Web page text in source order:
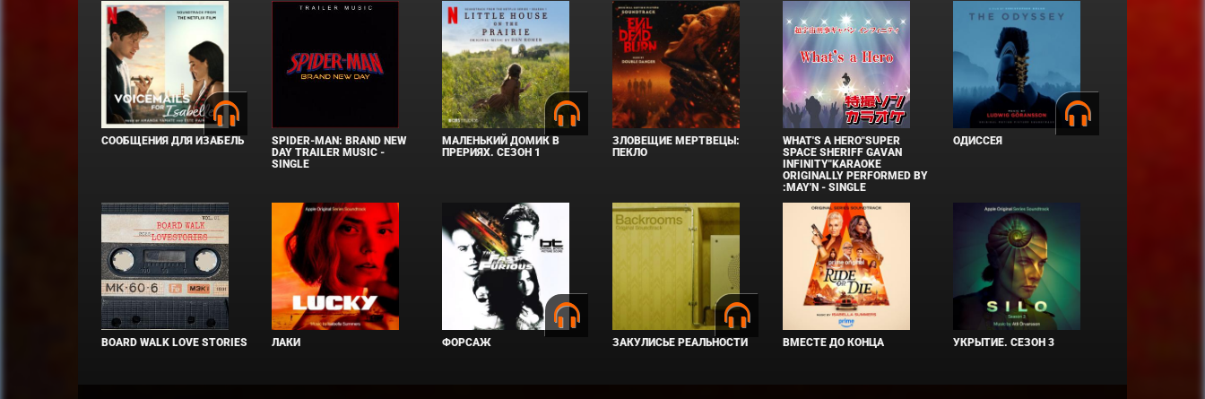
СООБЩЕНИЯ ДЛЯ ИЗАБЕЛЬ
SPIDER-MAN: BRAND NEW
DAY TRAILER MUSIC -
SINGLE
МАЛЕНЬКИЙ ДОМИК В
ПРЕРИЯХ. СЕЗОН 1
ЗЛОВЕЩИЕ МЕРТВЕЦЫ:
ПЕКЛО
WHAT'S A HERO"SUPER
SPACE SHERIFF GAVAN
INFINITY"KARAOKE
ORIGINALLY PERFORMED BY
:MAY'N - SINGLE
ОДИССЕЯ
BOARD WALK LOVE STORIES ЛАКИ ФОРСАЖ ЗАКУЛИСЬЕ РЕАЛЬНОСТИ ВМЕСТЕ ДО КОНЦА УКРЫТИЕ. СЕЗОН 3